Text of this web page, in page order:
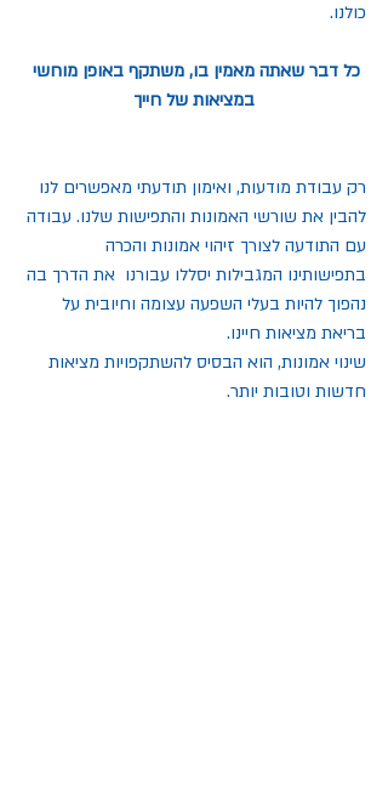
כולנו.
כל דבר שאתה מאמין בו, משתקף באופן מוחשי
במציאות של חייך
רק עבודת מודעות, ואימון תודעתי מאפשרים לנו
להבין את שורשי האמונות והתפישות שלנו. עבודה
עם התודעה לצורך זיהוי אמונות והכרה
בתפישותינו המגבילות יסללו עבורנו  את הדרך בה
נהפוך להיות בעלי השפעה עצומה וחיובית על
בריאת מציאות חיינו.
שינוי אמונות, הוא הבסיס להשתקפויות מציאות
חדשות וטובות יותר.